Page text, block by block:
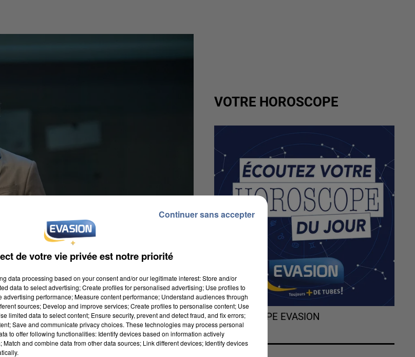
VOTRE HOROSCOPE
L'HOROSCOPE EVASION
de votre vie privée est notre priorité
data processing based on your consent and/or our legitimate interest: Store and/or
data to select advertising; Create profiles for personalised advertising; Use profiles to
performance; Measure content performance; Understand audiences through
sources; Develop and improve services; Create profiles to personalise content; Use
limited data to select content; Ensure security, prevent and detect fraud, and fix errors;
Save and communicate privacy choices. These technologies may process personal
to offer following functionalities: Identify devices based on information actively
and combine data from other data sources; Link different devices; Identify devices
Continuer sans accepter